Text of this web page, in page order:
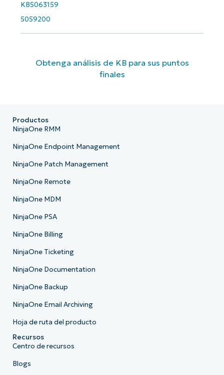
KB5063159
5059200
Obtenga análisis de KB para sus puntos
finales
Productos
NinjaOne RMM
NinjaOne Endpoint Management
NinjaOne Patch Management
NinjaOne Remote
NinjaOne MDM
NinjaOne PSA
NinjaOne Billing
NinjaOne Ticketing
NinjaOne Documentation
NinjaOne Backup
NinjaOne Email Archiving
Hoja de ruta del producto
Recursos
Centro de recursos
Blogs